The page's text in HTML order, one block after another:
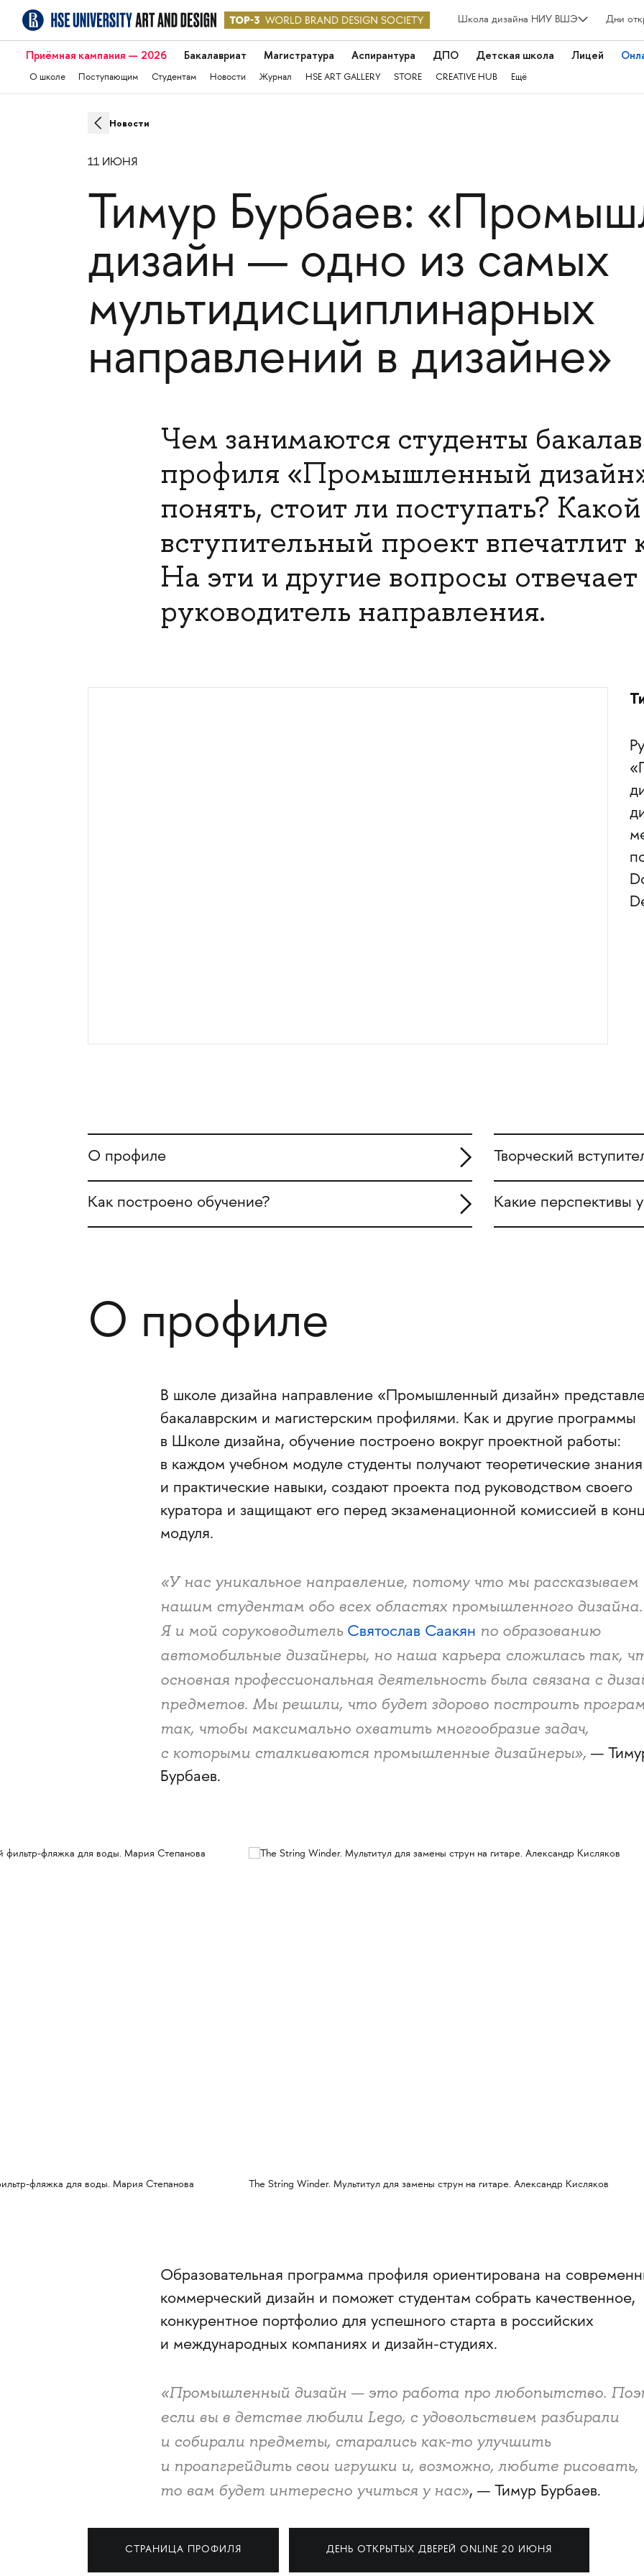
Школа дизайна НИУ ВШЭ Дни
Приёмная кампания — 2026 Бакалавриат Магистратура Аспирантура ДПО Детская школа Лицей
О школе Поступающим Студентам Новости Журнал HSE ART GALLERY STORE CREATIVE HUB Ещё
Новости
11 ИЮНЯ
Тимур Бурбаев:
дизайн — одно из самых
мультидисциплинарных
направлений в дизайне»
Чем занимаются студенты
профиля «Промышленный
понять, стоит ли поступать? Какой
вступительный проект впечатлит
На эти и другие вопросы отвечает
руководитель направления.
О профиле Творческий
Как построено обучение? Какие перспективы
О профиле
В школе дизайна направление «Промышленный дизайн»
бакалаврским и магистерским профилями. Как и другие программы
в Школе дизайна, обучение построено вокруг проектной работы:
в каждом учебном модуле студенты получают теоретические знания
и практические навыки, создают проекта под руководством своего
куратора и защищают его перед экзаменационной комиссией в
модуля.
«У нас уникальное направление, потому что мы рассказываем
нашим студентам обо всех областях промышленного дизайна.
Я и мой соруководитель Святослав Саакян по образованию
автомобильные дизайнеры, но наша карьера сложилась так,
основная профессиональная деятельность была связана с
предметов. Мы решили, что будет здорово построить
так, чтобы максимально охватить многообразие задач,
с которыми сталкиваются промышленные дизайнеры», —
Бурбаев.
фляжка для воды. Мария Степанова The String Winder. Мультитул для замены струн на гитаре. Александр Кисляков
Образовательная программа профиля ориентирована на
коммерческий дизайн и поможет студентам собрать качественное,
конкурентное портфолио для успешного старта в российских
и международных компаниях и дизайн-студиях.
«Промышленный дизайн — это работа про любопытство.
если вы в детстве любили Lego, с удовольствием разбирали
и собирали предметы, старались как-то улучшить
и проапгрейдить свои игрушки и, возможно, любите рисовать,
то вам будет интересно учиться у нас», — Тимур Бурбаев.
СТРАНИЦА ПРОФИЛЯ ДЕНЬ ОТКРЫТЫХ ДВЕРЕЙ ONLINE 20 ИЮНЯ